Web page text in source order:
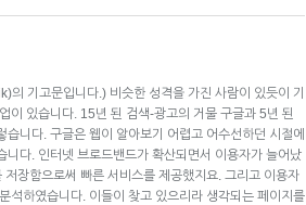
기고문입니다.) 비슷한 성격을 가진 사람이 있듯이 기
이 있습니다. 15년 된 검색-광고의 거물 구글과 5년 된
습니다. 구글은 웹이 알아보기 어렵고 어수선하던 시절에
니다. 인터넷 브로드밴드가 확산되면서 이용자가 늘어났
장함으로써 빠른 서비스를 제공했지요. 그리고 이용자
석하였습니다. 이들이 찾고 있으리라 생각되는 페이지를